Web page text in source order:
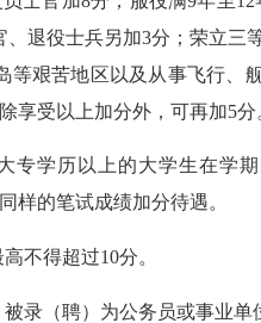
退役士兵另加3分；荣立
等艰苦地区以及从事飞行
享受以上加分外，可再加5分
专学历以上的大学生在学
样的笔试成绩加分待遇。
不得超过10分。
被录（聘）为公务员或事业